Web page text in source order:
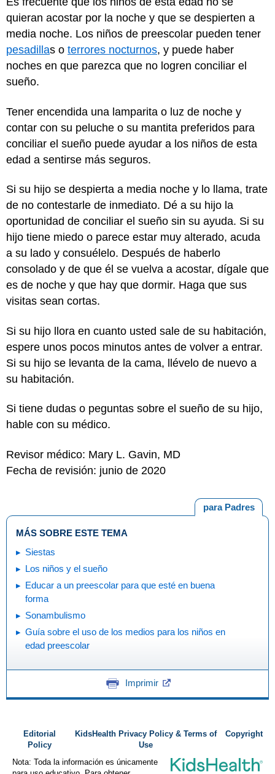
quieran acostar por la noche y que se despierten a
media noche. Los niños de preescolar pueden tener
pesadillas o terrores nocturnos, y puede haber
noches en que parezca que no logren conciliar el
sueño.
Tener encendida una lamparita o luz de noche y
contar con su peluche o su mantita preferidos para
conciliar el sueño puede ayudar a los niños de esta
edad a sentirse más seguros.
Si su hijo se despierta a media noche y lo llama, trate
de no contestarle de inmediato. Dé a su hijo la
oportunidad de conciliar el sueño sin su ayuda. Si su
hijo tiene miedo o parece estar muy alterado, acuda
a su lado y consuélelo. Después de haberlo
consolado y de que él se vuelva a acostar, dígale que
es de noche y que hay que dormir. Haga que sus
visitas sean cortas.
Si su hijo llora en cuanto usted sale de su habitación,
espere unos pocos minutos antes de volver a entrar.
Si su hijo se levanta de la cama, llévelo de nuevo a
su habitación.
Si tiene dudas o peguntas sobre el sueño de su hijo,
hable con su médico.
Revisor médico: Mary L. Gavin, MD
Fecha de revisión: junio de 2020
para Padres
MÁS SOBRE ESTE TEMA
Siestas
Los niños y el sueño
Educar a un preescolar para que esté en buena
forma
Sonambulismo
Guía sobre el uso de los medios para los niños en
edad preescolar
Imprimir
Editorial
Policy
KidsHealth Privacy Policy & Terms of
Use
Copyright
Nota: Toda la información es únicamente